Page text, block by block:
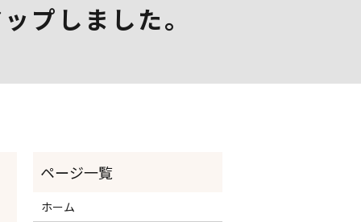
プしました。
ホーム